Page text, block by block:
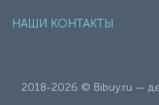
НАШИ КОНТАКТЫ
2018-2026 © Bibuy.ru —